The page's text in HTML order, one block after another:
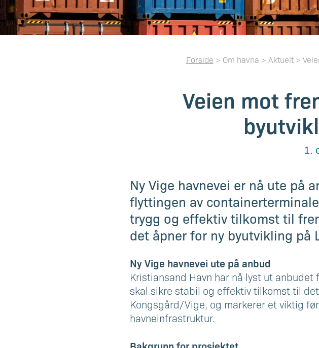
Forside > Om havna > Aktuelt >
Veien mot
1.
Ny Vige havnevei er nå ute på
flyttingen av
trygg og effektiv tilkomst til
det åpner for ny byutvikling på
Ny Vige havnevei ute på anbud
Kristiansand Havn har nå lyst ut anbudet
skal sikre stabil og effektiv tilkomst til
Kongsgård/Vige, og markerer et viktig
havneinfrastruktur.